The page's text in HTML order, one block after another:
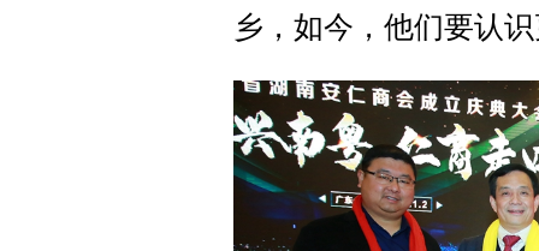
乡，如今，他们要认